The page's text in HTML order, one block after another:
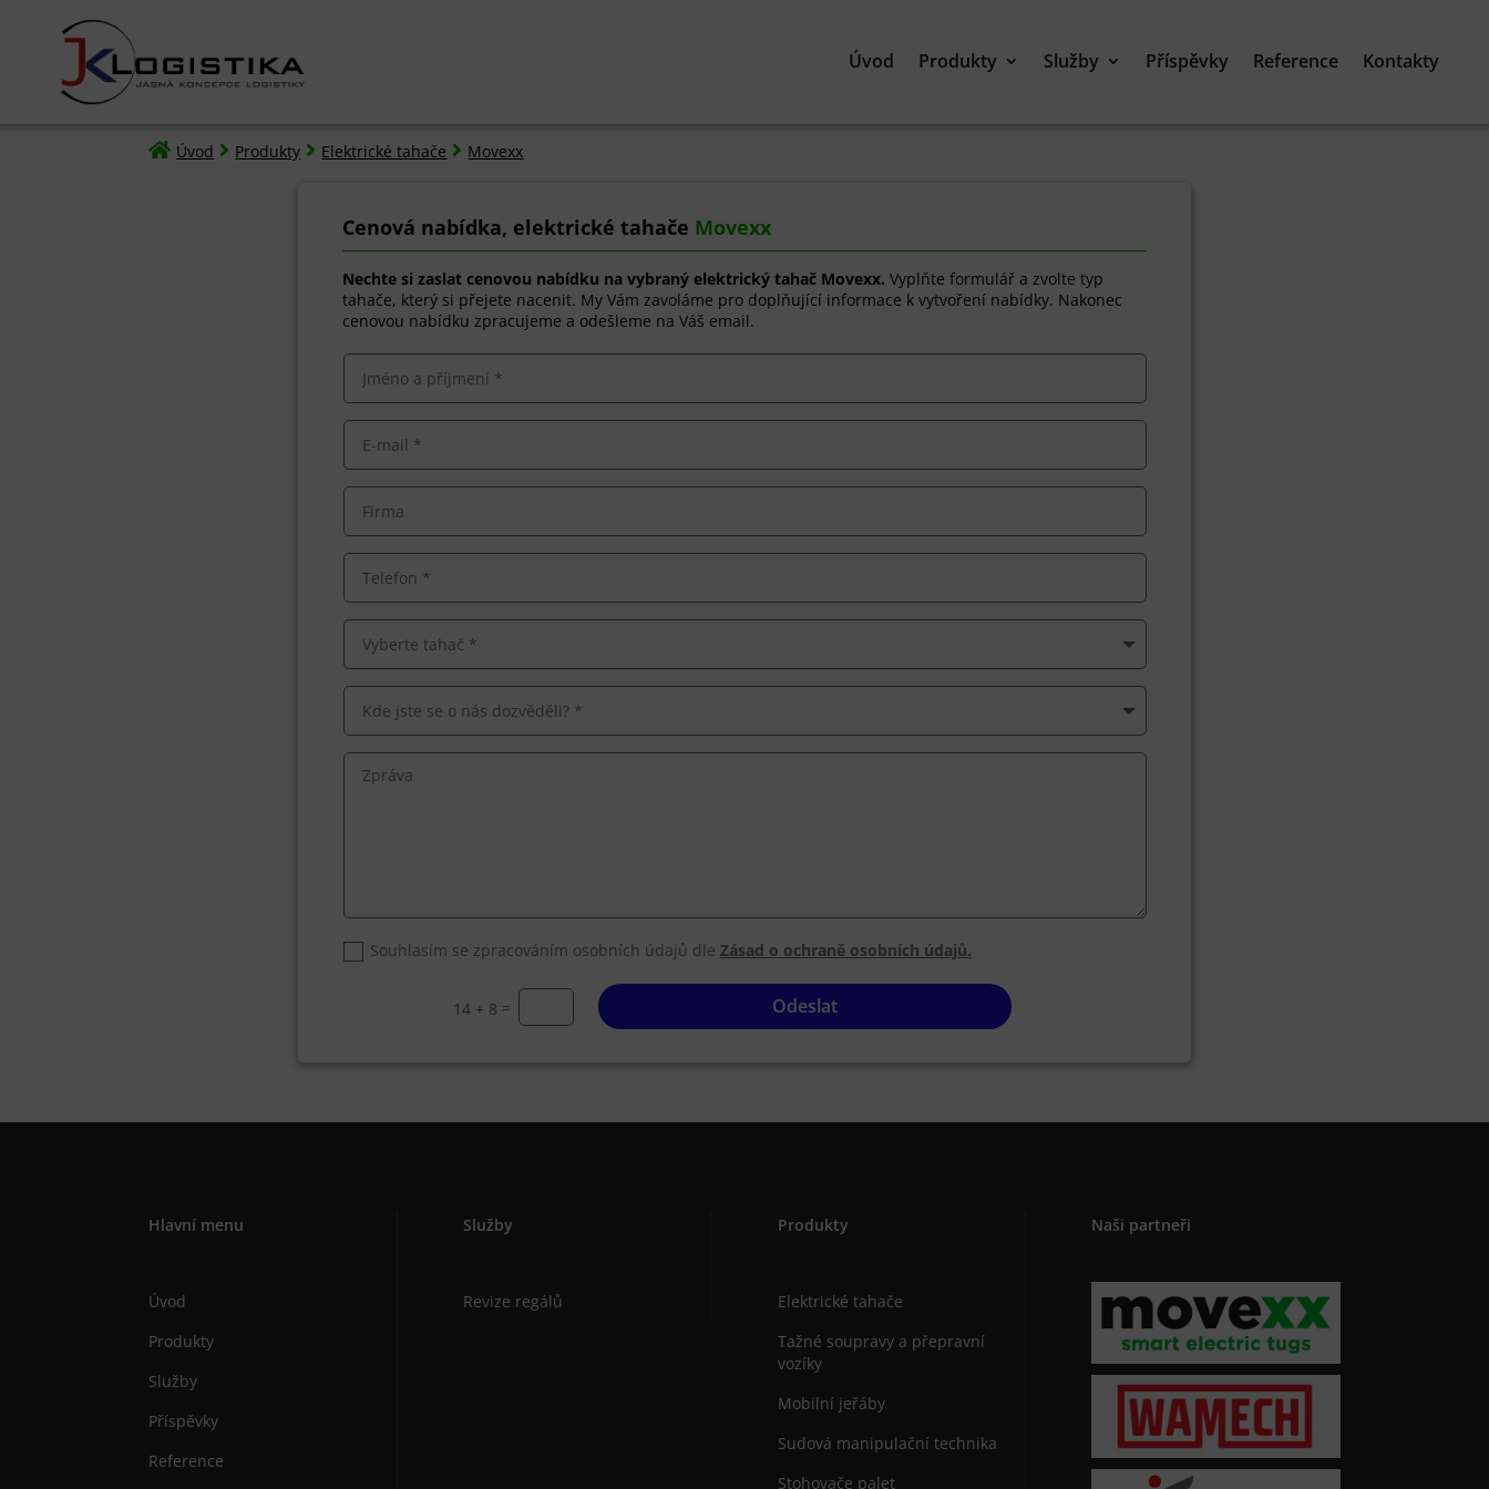
Úvod Produkty Služby Příspěvky Reference Kontakty
 Úvod  Produkty  Elektrické tahače  Movexx
Cenová nabídka, elektrické tahače Movexx
Nechte si zaslat cenovou nabídku na vybraný elektrický tahač Movexx.Vyplňte formulář a zvolte typ
tahače, který si přejete nacenit. My Vám zavoláme pro doplňující informace k vytvoření nabídky. Nakonec
cenovou nabídku zpracujeme a odešleme na Váš email.
Souhlasím se zpracováním osobních údajů dle Zásad o ochraně osobních údajů.
14 + 8 = Odeslat
Hlavní menu
Úvod
Produkty
Služby
Příspěvky
Reference
Služby
Revize regálů
Produkty
Elektrické tahače
Tažné soupravy a přepravní
vozíky
Mobilní jeřáby
Sudová manipulační technika
Stohovače palet
Naši partneři